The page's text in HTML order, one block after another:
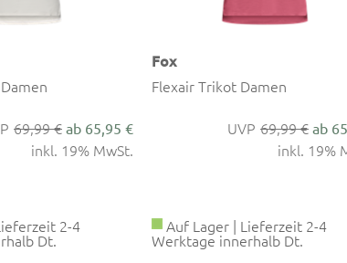
69,99 € ab 65,95 €
inkl. 19% MwSt.
2-4
Dt.
Fox
Union BOA® Klickschuhe
259,99 € ab
inkl. 19%
Auf Lager | Lieferzeit 2-4
Werktage innerhalb Dt.